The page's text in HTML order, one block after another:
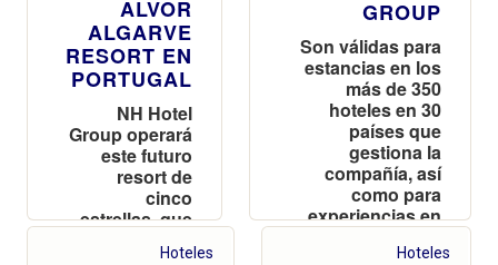
ALVOR
ALGARVE
RESORT EN
PORTUGAL
NH Hotel
Group operará
este futuro
resort de
cinco
estrellas, que
marca la
GROUP
Son válidas para
estancias en los
más de 350
hoteles en 30
países que
gestiona la
compañía, así
como para
experiencias en
o spas
Hoteles Hoteles